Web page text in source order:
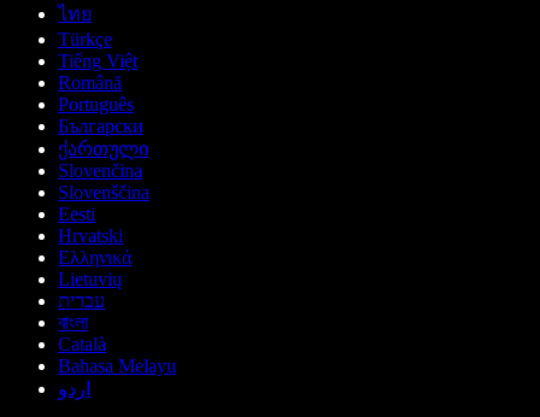
ไทย
Türkçe
Tiếng Việt
Română
Português
Български
ქართული
Slovenčina
Slovenščina
Eesti
Hrvatski
Ελληνικά
Lietuvių
עברית
বাংলা
Català
Bahasa Melayu
اردو